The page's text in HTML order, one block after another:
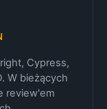
Cypress,
W bieżących
review'em